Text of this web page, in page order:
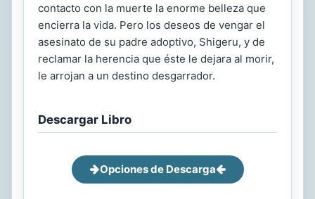
contacto con la muerte la enorme belleza que
encierra la vida. Pero los deseos de vengar el
asesinato de su padre adoptivo, Shigeru, y de
reclamar la herencia que éste le dejara al morir,
le arrojan a un destino desgarrador.
Descargar Libro
Opciones de Descarga